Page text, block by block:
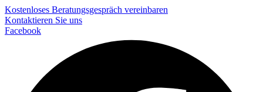
Kostenloses Beratungsgespräch vereinbaren
Kontaktieren Sie uns
Facebook